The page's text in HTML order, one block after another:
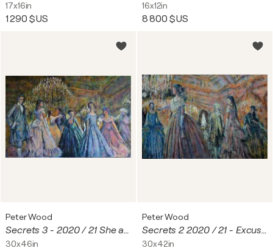
17x16in
1 290 $US
16x12in
8 800 $US
Peter Wood
Secrets 3 - 2020 / 21 She arrived.
30x46in
Peter Wood
Secrets 2 2020 / 21 - Excuse me
30x42in